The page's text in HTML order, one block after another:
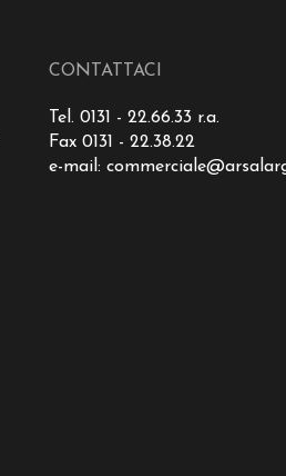
CONTATTACI
Tel. 0131 - 22.66.33 r.a.
Fax 0131 - 22.38.22
e-mail: